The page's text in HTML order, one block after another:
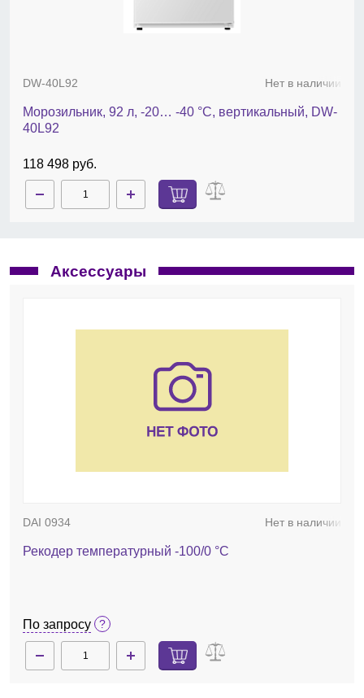
DW-40L92 Нет в наличии
Морозильник, 92 л, -20… -40 °С, вертикальный, DW-
40L92
118 498 руб.
Аксессуары
DAI 0934 Нет в наличии
Рекодер температурный -100/0 °C
По запросу